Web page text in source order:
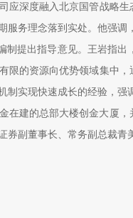
应深度融入北京国管战略
务理念落到实处。他强
制提出指导意见。王岩指
限的资源向优势领域集中
实现快速成长的经验，
在建的总部大楼创金大厦
副董事长、常务副总裁青